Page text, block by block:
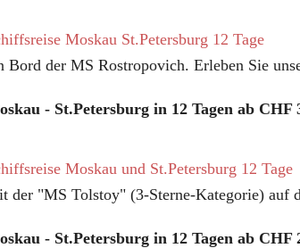
Moskau St.Petersburg 12 Tage
Bord der MS Rostropovich. Erleben Sie
- St.Petersburg in 12 Tagen ab CHF
Moskau und St.Petersburg 12 Tage
der "MS Tolstoy" (3-Sterne-Kategorie) auf
- St.Petersburg in 12 Tagen ab CHF